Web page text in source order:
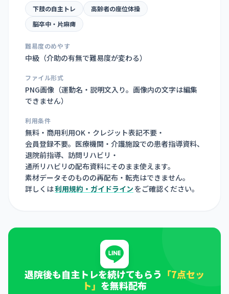
下肢の自主トレ
高齢者の座位体操
脳卒中・片麻痺
難易度のめやす
中級（介助の有無で難易度が変わる）
ファイル形式
PNG画像（運動名・説明文入り。画像内の文字は編集
できません）
利用条件
無料・商用利用OK・クレジット表記不要・
会員登録不要。医療機関・介護施設での患者指導資料、
退院前指導、訪問リハビリ・
通所リハビリの配布資料にそのまま使えます。
素材データそのものの再配布・転売はできません。
詳しくは利用規約・ガイドライン をご確認ください。
退院後も自主トレを続けてもらう 「7点セッ
ト」 を無料配布